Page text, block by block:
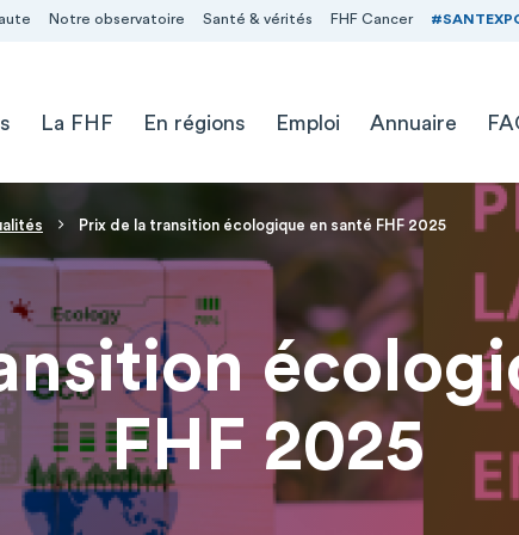
Notre observatoire Santé & vérités FHF Cancer
La FHF En régions Emploi Annuaire
Prix de la transition écologique en santé FHF 2025
FHF 2025